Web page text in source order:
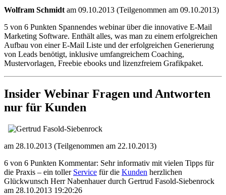
Wolfram Schmidt am 09.10.2013 (Teilgenommen am 09.10.2013)
5 von 6 Punkten Spannendes webinar über die innovative E-Mail
Marketing Software. Enthält alles, was man zu einem erfolgreichen
Aufbau von einer E-Mail Liste und der erfolgreichen Generierung
von Leads benötigt, inklusive umfangreichem Coaching,
Mustervorlagen, Freebie ebooks und lizenzfreiem Grafikpaket.
Insider Webinar Fragen und Antworten
nur für Kunden
am 28.10.2013 (Teilgenommen am 22.10.2013)
6 von 6 Punkten Kommentar: Sehr informativ mit vielen Tipps für
die Praxis – ein toller Service für die Kunden herzlichen
Glückwunsch Herr Nabenhauer durch Gertrud Fasold-Siebenrock
am 28.10.2013 19:20:26